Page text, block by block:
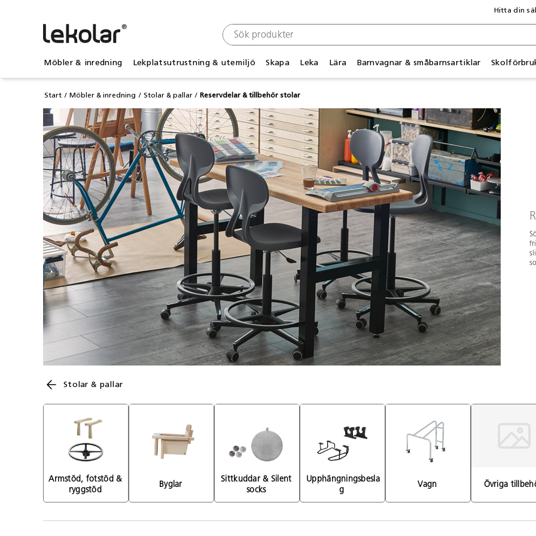
Möbler & inredning Lekplatsutrustning & utemiljö Skapa Leka Lära Barnvagnar & småbarnsartiklar
Hitta din
Start Möbler & inredning Stolar & pallar Reservdelar & tillbehör stolar
Stolar & pallar
Armstöd, fotstöd &
ryggstöd
Byglar
Sittkuddar & Silent
socks
Upphängningsbesla
g
Vagn Övriga